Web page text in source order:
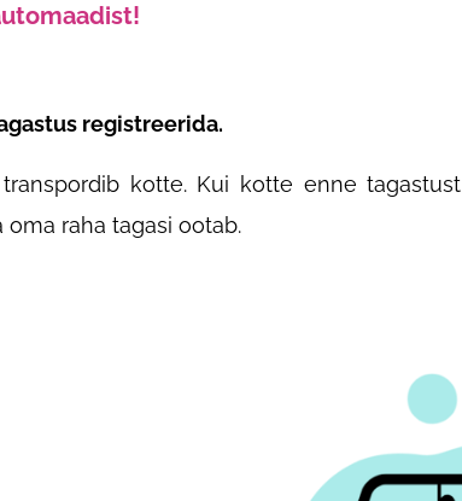
registreerida.
kotte. Kui kotte enne
raha tagasi ootab.